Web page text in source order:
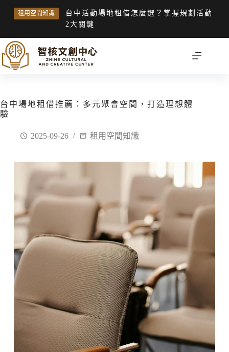
租用空間知識
台中活動場地租借怎麼選？掌握規劃活動
2大關鍵
台中場地租借推薦：多元聚會空間，打造理想體
驗
2025-09-26 租用空間知識